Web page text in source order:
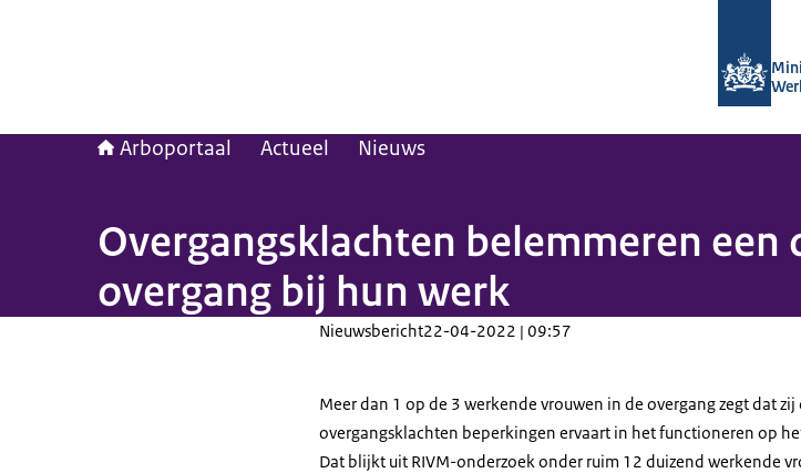
Arboportaal Actueel Nieuws
Overgangsklachten belemmeren een
overgang bij hun werk
Nieuwsbericht22-04-2022 | 09:57
Meer dan 1 op de 3 werkende vrouwen in de overgang zegt dat
overgangsklachten beperkingen ervaart in het functioneren op
Dat blijkt uit RIVM-onderzoek onder ruim 12 duizend werkende